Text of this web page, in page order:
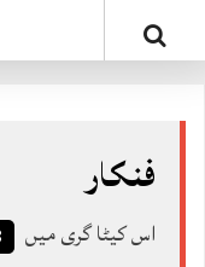
فنکار
اس کیٹا گری میں